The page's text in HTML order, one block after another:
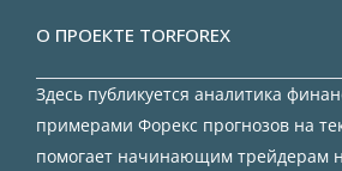
О ПРОЕКТЕ TORFOREX
Здесь публикуется аналитика
примерами Форекс прогнозов на
помогает начинающим трейдерам